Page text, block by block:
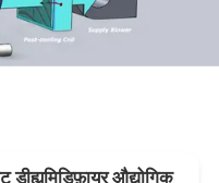
औद्योगिक